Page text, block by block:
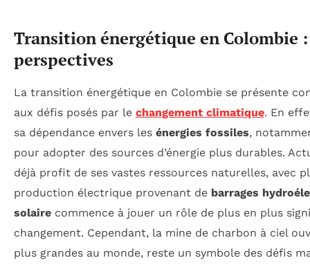
Transition énergétique en Colombie
perspectives
La transition énergétique en Colombie se présente
aux défis posés par le changement climatique. En
sa dépendance envers les énergies fossiles,
pour adopter des sources d’énergie plus durables.
déjà profit de ses vastes ressources naturelles, avec
production électrique provenant de barrages
solaire commence à jouer un rôle de plus en plus
changement. Cependant, la mine de charbon à ciel
plus grandes au monde, reste un symbole des défis